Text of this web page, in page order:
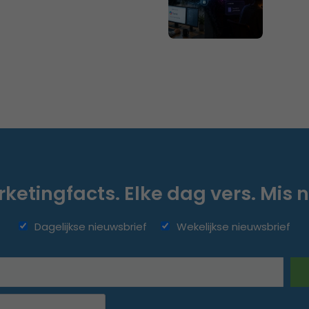
Elke dag vers. Mis
Dagelijkse nieuwsbrief Wekelijkse nieuwsbrief